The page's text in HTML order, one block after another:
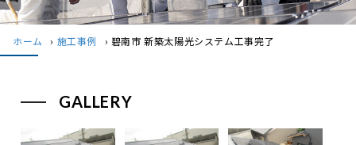
ホーム › 施工事例 › 碧南市 新築太陽光システム工事完了
GALLERY